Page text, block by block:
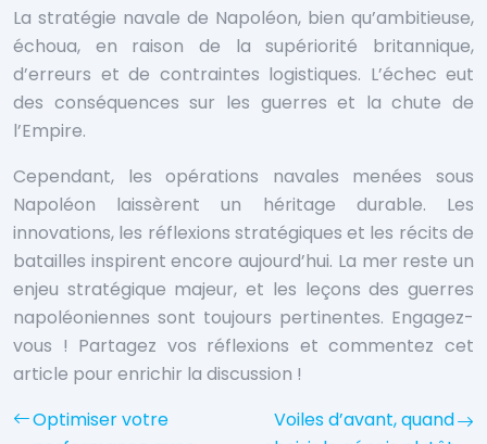
La stratégie navale de Napoléon, bien qu’ambitieuse,
échoua, en raison de la supériorité britannique,
d’erreurs et de contraintes logistiques. L’échec eut
des conséquences sur les guerres et la chute de
l’Empire.
Cependant, les opérations navales menées sous
Napoléon laissèrent un héritage durable. Les
innovations, les réflexions stratégiques et les récits de
batailles inspirent encore aujourd’hui. La mer reste un
enjeu stratégique majeur, et les leçons des guerres
napoléoniennes sont toujours pertinentes. Engagez-
vous ! Partagez vos réflexions et commentez cet
article pour enrichir la discussion !
Optimiser votre
Voiles d’avant, quand